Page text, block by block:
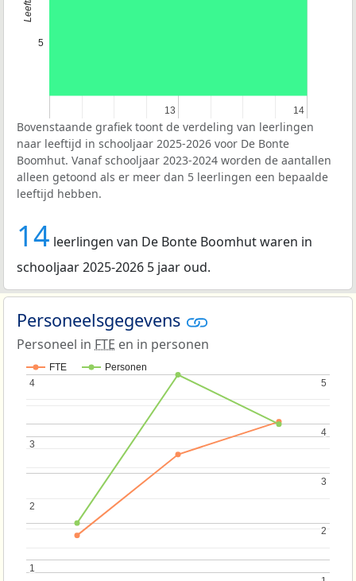
13
13 14
14
5
Bovenstaande grafiek toont de verdeling van leerlingen
naar leeftijd in schooljaar 2025-2026 voor De Bonte
Boomhut. Vanaf schooljaar 2023-2024 worden de aantallen
alleen getoond als er meer dan 5 leerlingen een bepaalde
leeftijd hebben.
14 leerlingen van De Bonte Boomhut waren in
schooljaar 2025-2026 5 jaar oud.
Personeelsgegevens
Personeel in FTE en in personen
FTE Personen
1
1
2
2
3
3
4
4
2
2
3
3
4
4
5
5